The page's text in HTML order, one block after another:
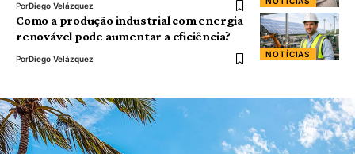
PorDiego Velázquez
NOTÍCIAS
Como a produção industrial com energia
renovável pode aumentar a eficiência?
PorDiego Velázquez